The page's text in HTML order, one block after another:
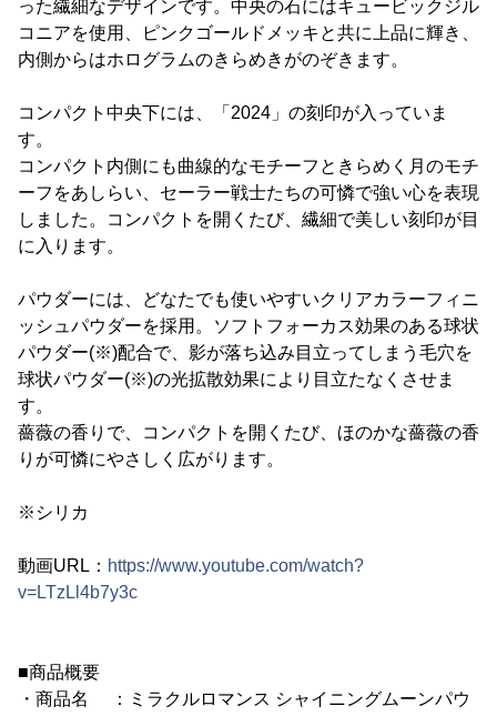
った繊細なデザインです。中央の石にはキュービックジル
コニアを使用、ピンクゴールドメッキと共に上品に輝き、
内側からはホログラムのきらめきがのぞきます。
コンパクト中央下には、「2024」の刻印が入っていま
す。
コンパクト内側にも曲線的なモチーフときらめく月のモチ
ーフをあしらい、セーラー戦士たちの可憐で強い心を表現
しました。コンパクトを開くたび、繊細で美しい刻印が目
に入ります。
パウダーには、どなたでも使いやすいクリアカラーフィニ
ッシュパウダーを採用。ソフトフォーカス効果のある球状
パウダー(※)配合で、影が落ち込み目立ってしまう毛穴を
球状パウダー(※)の光拡散効果により目立たなくさせま
す。
薔薇の香りで、コンパクトを開くたび、ほのかな薔薇の香
りが可憐にやさしく広がります。
※シリカ
動画URL： https://www.youtube.com/watch?
v=LTzLl4b7y3c
■商品概要
・商品名 ：ミラクルロマンス シャイニングムーンパウ